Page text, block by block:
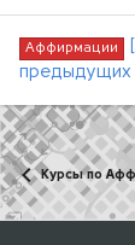
Аффирмации
предыдущих
Курсы по